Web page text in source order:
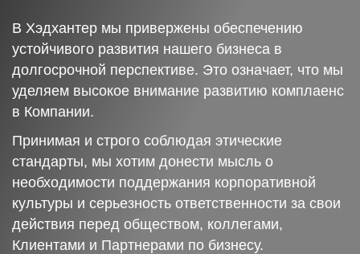
В Хэдхантер мы привержены обеспечению
устойчивого развития нашего бизнеса в
долгосрочной перспективе. Это означает, что мы
уделяем высокое внимание развитию комплаенс
в Компании.
Принимая и строго соблюдая этические
стандарты, мы хотим донести мысль о
необходимости поддержания корпоративной
культуры и серьезность ответственности за свои
действия перед обществом, коллегами,
Клиентами и Партнерами по бизнесу.